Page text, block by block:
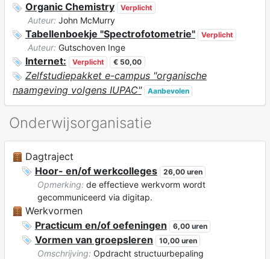
Organic Chemistry Verplicht
Auteur: John McMurry
Tabellenboekje "Spectrofotometrie" Verplicht
Auteur: Gutschoven Inge
Internet: Verplicht € 50,00
Zelfstudiepakket e-campus "organische
naamgeving volgens IUPAC"
Aanbevolen
Onderwijsorganisatie
Dagtraject
Hoor- en/of werkcolleges
26,00 uren
Opmerking: de effectieve werkvorm wordt
gecommuniceerd via digitap.
Werkvormen
Practicum en/of oefeningen
6,00 uren
Vormen van groepsleren 10,00 uren
Omschrijving: Opdracht structuurbepaling